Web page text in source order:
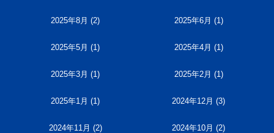
2025年8月 (2) 2025年6月 (1)
2025年5月 (1) 2025年4月 (1)
2025年3月 (1) 2025年2月 (1)
2025年1月 (1) 2024年12月 (3)
2024年11月 (2) 2024年10月 (2)